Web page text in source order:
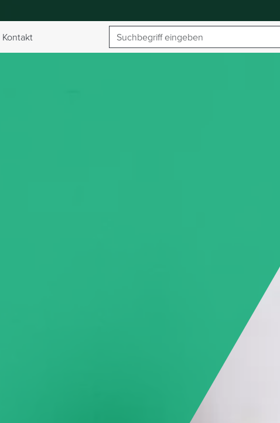
umschalten
Kontakt Suchbegriff